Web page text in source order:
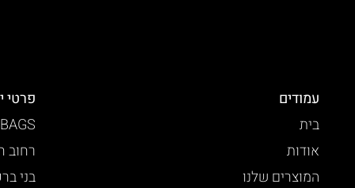
עמודים
בית
אודות
המוצרים שלנו
פרטי
רחוב
בני